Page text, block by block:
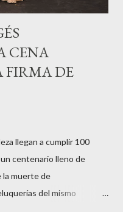
CENA
FIRMA DE
llegan a cumplir 100
centenario lleno de
la muerte de
del mismo